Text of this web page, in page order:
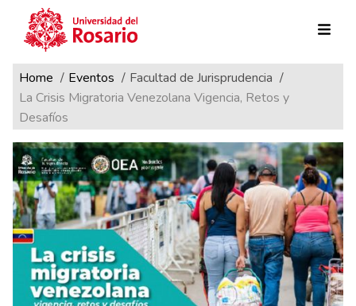
Pasar al contenido principal
Ruta de navegación
Home Eventos
Facultad de Jurisprudencia
La Crisis Migratoria Venezolana Vigencia, Retos y
Desafíos